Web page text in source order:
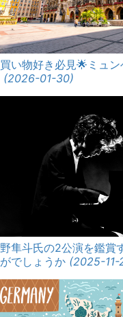
い物好き必見🌟ミュ
(2026-01-30)
隼斗氏の2公演を鑑賞
でしょうか (2025-11-